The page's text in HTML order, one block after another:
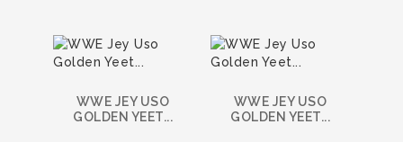
WWE JEY USO
GOLDEN YEET...
WWE JEY USO
GOLDEN YEET...